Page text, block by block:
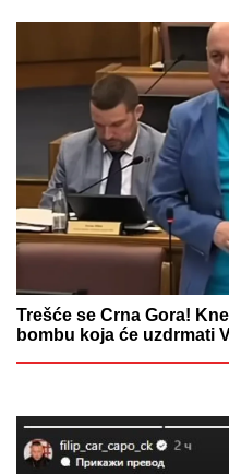
Trešće se Crna Gora!
bombu koja će uzdrmati